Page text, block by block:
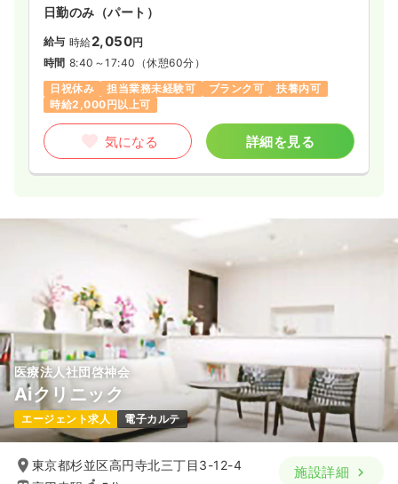
日勤のみ（パート）
給与 時給2,050円
時間 8:40～17:40 （休憩60分）
日祝休み
担当業務未経験可 ブランク可
扶養内可
時給2,000円以上可
気になる 詳細を見る
医療法人社団啓神会
Aiクリニック
エージェント求人 電子カルテ
東京都杉並区高円寺北三丁目3-12-4
施設詳細